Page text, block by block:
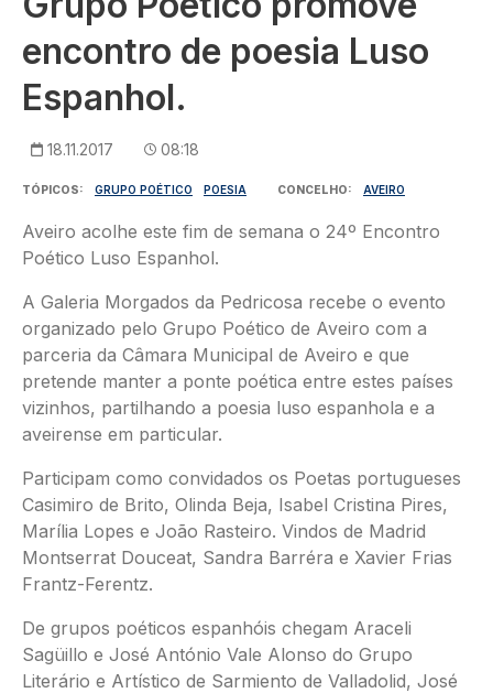
encontro de poesia Luso
Espanhol.
18.11.2017 08:18
TÓPICOS GRUPO POÉTICO POESIA CONCELHO AVEIRO
Aveiro acolhe este fim de semana o 24º Encontro
Poético Luso Espanhol.
A Galeria Morgados da Pedricosa recebe o evento
organizado pelo Grupo Poético de Aveiro com a
parceria da Câmara Municipal de Aveiro e que
pretende manter a ponte poética entre estes países
vizinhos, partilhando a poesia luso espanhola e a
aveirense em particular.
Participam como convidados os Poetas portugueses
Casimiro de Brito, Olinda Beja, Isabel Cristina Pires,
Marília Lopes e João Rasteiro. Vindos de Madrid
Montserrat Douceat, Sandra Barréra e Xavier Frias
Frantz-Ferentz.
De grupos poéticos espanhóis chegam Araceli
Sagüillo e José António Vale Alonso do Grupo
Literário e Artístico de Sarmiento de Valladolid, José